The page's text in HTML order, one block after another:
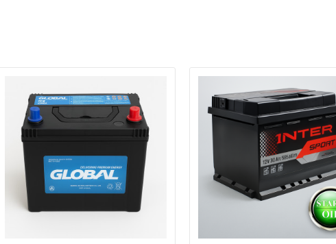
При отсутствии связи - пишите, звоните в Viber / Telegram (093) 600-
Написать в Viber Написать в Telegram